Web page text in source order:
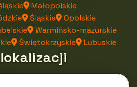
Małopolskie
Śląskie
Opolskie
Warmińsko-mazurskie
Świętokrzyskie Lubuskie